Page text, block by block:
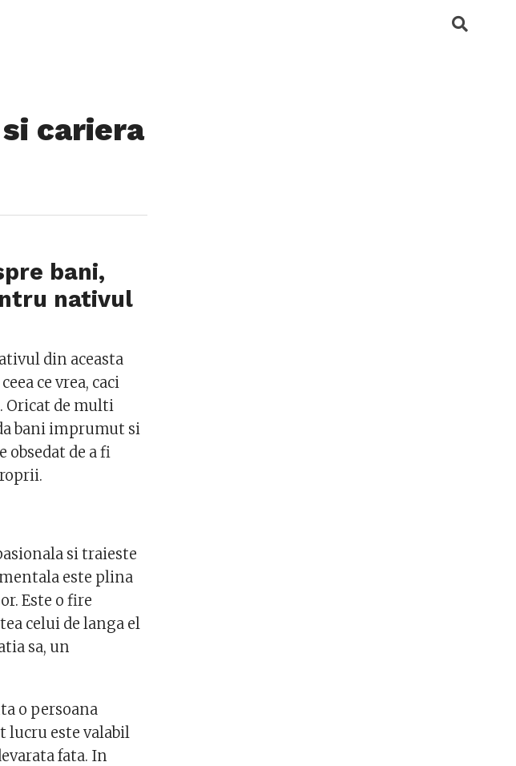
cariera
bani,
nativul
din aceasta
ce vrea, caci
Oricat de multi
bani imprumut si
de a fi
si traieste
este plina
Este o fire
celui de langa el
sa, un
o persoana
lucru este valabil
fata. In